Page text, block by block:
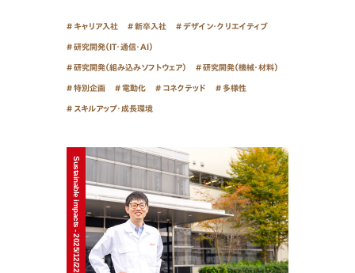
キャリア入社 新卒入社 デザイン・クリエイティブ
研究開発（IT・通信・AI）
研究開発（組み込みソフトウェア） 研究開発（機械・材料）
特別企画 電動化 コネクテッド 多様性
スキルアップ・成長環境
Sustainable impacts - 2025/12/22